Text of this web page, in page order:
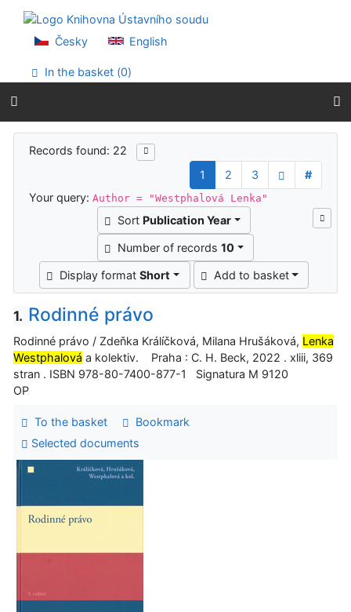
Go to menu
Accessibility declaration
Česky English
In the basket (0)
Search results
Records found: 22
1
2 3
#
Your query:Author = "Westphalová Lenka"
Sort Publication Year
Number of records 10
Display formatShort Add to basket
1. Rodinné právo
Rodinné právo / Zdeňka Králíčková, Milana Hrušáková, Lenka
Westphalová a kolektiv. Praha : C. H. Beck, 2022 . xliii, 369
stran . ISBN 978-80-7400-877-1 Signatura M 9120
OP
To the basket
Bookmark
Selected documents